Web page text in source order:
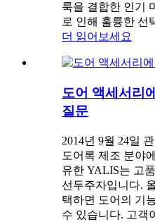
룩을 결합한 인기
로 인해 훌륭한 선
더 읽어보세요
도어 액세서리
질문
2014년 9월 24일
도어록 제조 분야
유한 YALIS는 고
선두주자입니다.
택하면 도어의 기
수 있습니다. 고객